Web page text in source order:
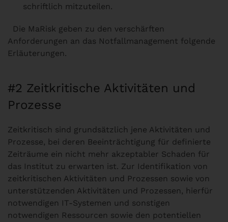
schriftlich mitzuteilen.
Die MaRisk geben zu den verschärften
Anforderungen an das Notfallmanagement folgende
Erläuterungen.
#2 Zeitkritische Aktivitäten und
Prozesse
Zeitkritisch sind grundsätzlich jene Aktivitäten und
Prozesse, bei deren Beeinträchtigung für definierte
Zeiträume ein nicht mehr akzeptabler Schaden für
das Institut zu erwarten ist. Zur Identifikation von
zeitkritischen Aktivitäten und Prozessen sowie von
unterstützenden Aktivitäten und Prozessen, hierfür
notwendigen IT-Systemen und sonstigen
notwendigen Ressourcen sowie den potentiellen